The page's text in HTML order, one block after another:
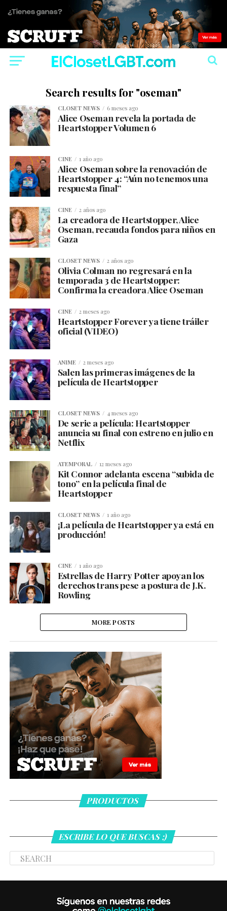
Search results for "oseman"
CLOSET NEWS 6 meses ago
Alice Oseman revela la portada de
Heartstopper Volumen 6
CINE 1 año ago
Alice Oseman sobre la renovación de
Heartstopper 4: “Aún no tenemos una
respuesta final”
CINE 2 años ago
La creadora de Heartstopper, Alice
Oseman, recauda fondos para niños en
Gaza
CLOSET NEWS 2 años ago
Olivia Colman no regresará en la
temporada 3 de Heartstopper:
Confirma la creadora Alice Oseman
CINE 2 meses ago
Heartstopper Forever ya tiene tráiler
oficial (VIDEO)
ANIME 2 meses ago
Salen las primeras imágenes de la
película de Heartstopper
CLOSET NEWS 4 meses ago
De serie a película: Heartstopper
anuncia su final con estreno en julio en
Netflix
ATEMPORAL 12 meses ago
Kit Connor adelanta escena “subida de
tono” en la película final de
Heartstopper
CLOSET NEWS 1 año ago
¡La película de Heartstopper ya está en
producción!
CINE 1 año ago
Estrellas de Harry Potter apoyan los
derechos trans pese a postura de J.K.
Rowling
MORE POSTS
PRODUCTOS
ESCRIBE LO QUE BUSCAS ;)